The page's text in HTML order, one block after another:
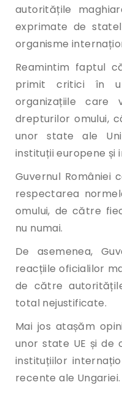
autoritățile
exprimate de
organisme
Reamintim faptul
primit critici în
organizațiile care
drepturilor omului,
unor state ale
instituții europene și
Guvernul României
respectarea
omului, de către
nu numai.
De asemenea,
reacțiile oficialilor
de către
total nejustificate.
Mai jos atașăm
unor state UE și de
instituțiilor
recente ale Ungariei.